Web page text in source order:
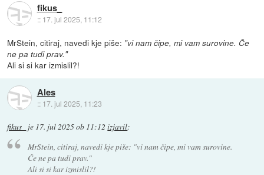
fikus_
:: 17. jul 2025, 11:12
MrStein, citiraj, navedi kje piše: "vi nam čipe, mi vam surovine. Če
ne pa tudi prav."
Ali si si kar izmislil?!
Ales
:: 17. jul 2025, 11:23
fikus_ je 17. jul 2025 ob 11:12 izjavil:
MrStein, citiraj, navedi kje piše: "vi nam čipe, mi vam surovine.
Če ne pa tudi prav."
Ali si si kar izmislil?!